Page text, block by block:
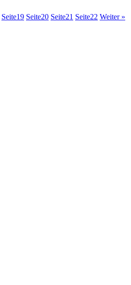
Seite19 Seite20 Seite21 Seite22 Weiter »